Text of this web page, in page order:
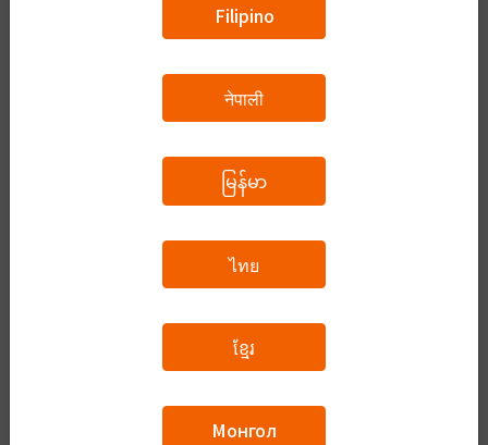
: ～時間
数字の後ろにつけて読む
翻訳する
Filipino
नेपाली
မြန်မာ
ไทย
ខ្មែរ
Монгол